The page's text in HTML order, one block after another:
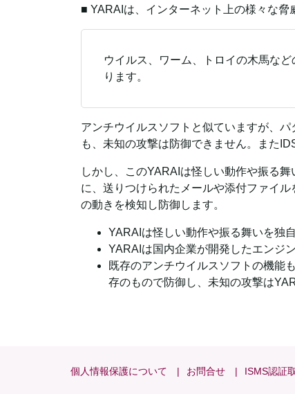
■ YARAIは、インターネット上の様々な脅
ウイルス、ワーム、トロイの木馬な
ります。
アンチウイルスソフトと似ていますが、
も、未知の攻撃は防御できません。また
しかし、このYARAIは怪しい動作や振る
に、送りつけられたメールや添付ファイ
の動きを検知し防御します。
YARAIは怪しい動作や振る舞いを独
YARAIは国内企業が開発したエンジ
既存のアンチウイルスソフトの機能
存のもので防御し、未知の攻撃は
個人情報保護について お問合せ ISMS認証